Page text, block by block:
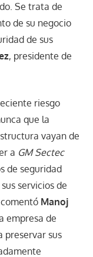
Se trata de
de su negocio
de sus
, presidente de
riesgo
que la
vayan de
a GM Sectec
de seguridad
servicios de
Manoj
empresa de
preservar sus